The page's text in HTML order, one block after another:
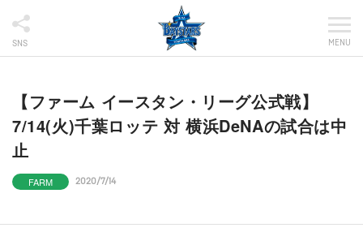
SNS MENU
【ファーム イースタン・リーグ公式戦】
7/14(火)千葉ロッテ 対 横浜DeNAの試合は中
止
FARM 2020/7/14